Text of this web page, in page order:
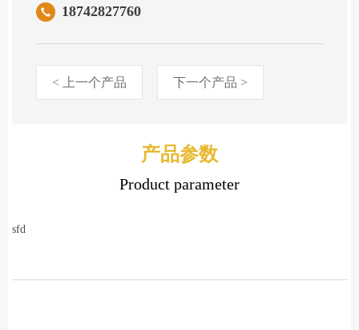
18742827760
< 上一个产品 下一个产品 >
产品参数
Product parameter
sfd